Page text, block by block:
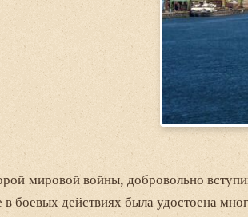
мировой войны, добровольно
в боевых действиях была удостоена